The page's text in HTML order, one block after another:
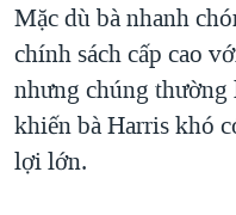
Mặc dù bà nhanh
chính sách cấp cao
nhưng chúng thường
khiến bà Harris khó
lợi lớn.